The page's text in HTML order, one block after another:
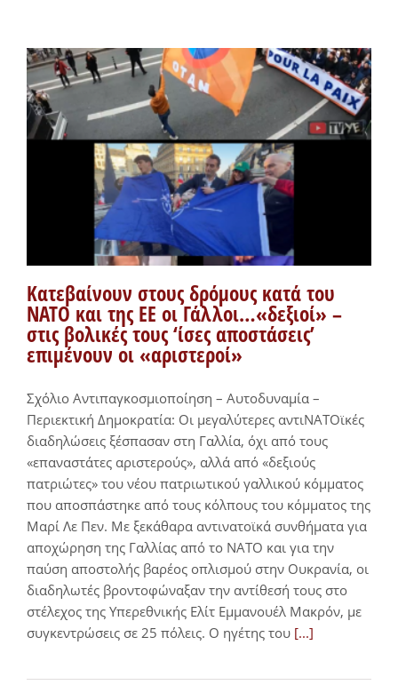
Κατεβαίνουν στους δρόμους κατά του
ΝΑΤΟ και της ΕΕ οι Γάλλοι…«δεξιοί» –
στις βολικές τους ‘ίσες αποστάσεις’
επιμένουν οι «αριστεροί»
Σχόλιο Αντιπαγκοσμιοποίηση – Αυτοδυναμία –
Περιεκτική Δημοκρατία: Οι μεγαλύτερες αντιΝΑΤΟϊκές
διαδηλώσεις ξέσπασαν στη Γαλλία, όχι από τους
«επαναστάτες αριστερούς», αλλά από «δεξιούς
πατριώτες» του νέου πατριωτικού γαλλικού κόμματος
που αποσπάστηκε από τους κόλπους του κόμματος της
Μαρί Λε Πεν. Με ξεκάθαρα αντινατοϊκά συνθήματα για
αποχώρηση της Γαλλίας από το ΝΑΤΟ και για την
παύση αποστολής βαρέος οπλισμού στην Ουκρανία, οι
διαδηλωτές βροντοφώναξαν την αντίθεσή τους στο
στέλεχος της Υπερεθνικής Ελίτ Εμμανουέλ Μακρόν, με
συγκεντρώσεις σε 25 πόλεις. Ο ηγέτης του [...]